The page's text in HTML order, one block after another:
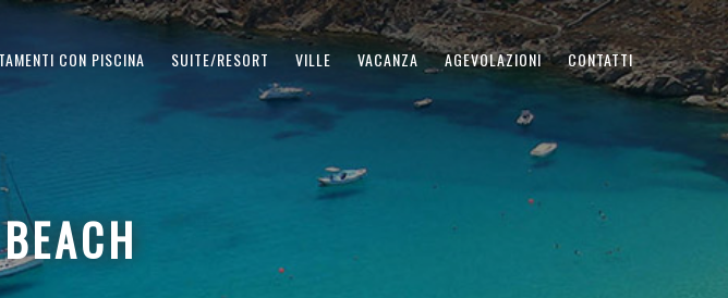
CON PISCINA SUITE/RESORT VILLE VACANZA AGEVOLAZIONI CONTATTI